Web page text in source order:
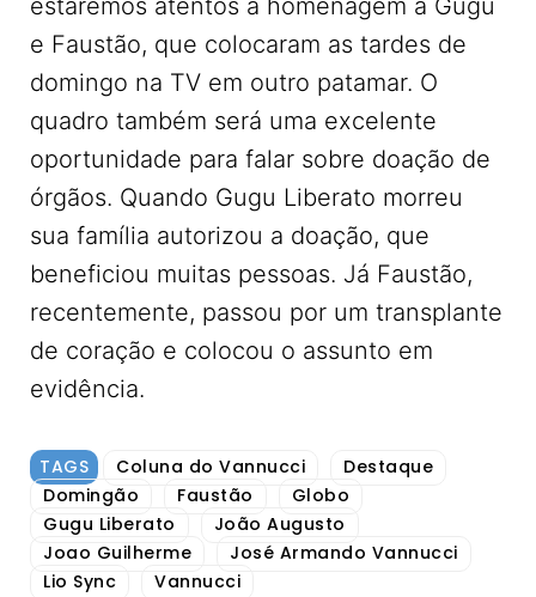
e Faustão, que colocaram as tardes de
domingo na TV em outro patamar. O
quadro também será uma excelente
oportunidade para falar sobre doação de
órgãos. Quando Gugu Liberato morreu
sua família autorizou a doação, que
beneficiou muitas pessoas. Já Faustão,
recentemente, passou por um transplante
de coração e colocou o assunto em
evidência.
TAGS Coluna do Vannucci
Destaque
Domingão
Faustão
Globo
Gugu Liberato
João Augusto
Joao Guilherme
José Armando Vannucci
Lio Sync
Vannucci